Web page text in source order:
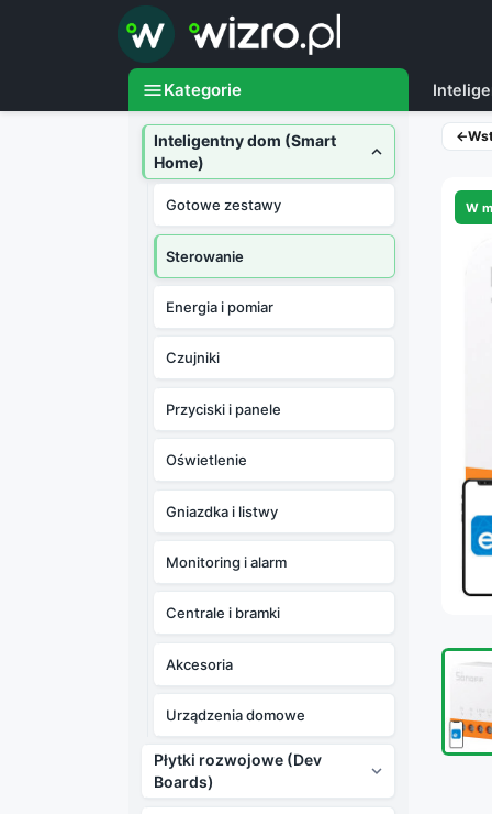
menuKategorie
Inteligentny dom (Smart
Home)

Gotowe zestawy
Sterowanie
Energia i pomiar
Czujniki
Przyciski i panele
Oświetlenie
Gniazdka i listwy
Monitoring i alarm
Centrale i bramki
Akcesoria
Urządzenia domowe
Płytki rozwojowe (Dev
Boards)

←
W